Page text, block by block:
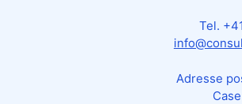
Tel.
Adresse